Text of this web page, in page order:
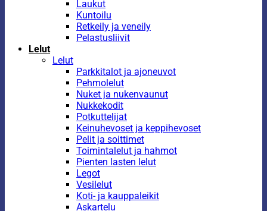
Laukut
Kuntoilu
Retkeily ja veneily
Pelastusliivit
Lelut
Lelut
Parkkitalot ja ajoneuvot
Pehmolelut
Nuket ja nukenvaunut
Nukkekodit
Potkuttelijat
Keinuhevoset ja keppihevoset
Pelit ja soittimet
Toimintalelut ja hahmot
Pienten lasten lelut
Legot
Vesilelut
Koti- ja kauppaleikit
Askartelu